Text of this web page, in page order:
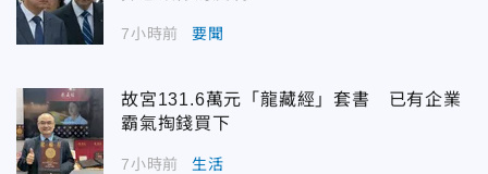
7小時前 要聞
故宮131.6萬元「龍藏經」套書 已有企業
霸氣掏錢買下
7小時前 生活